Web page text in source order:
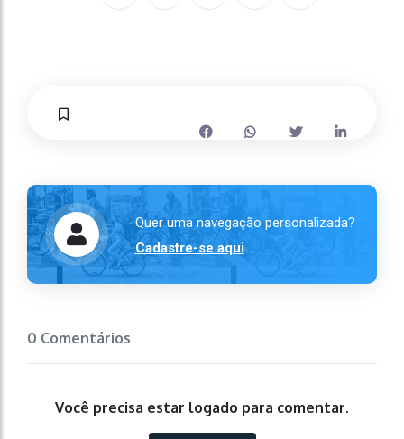
Quer uma navegação personalizada?
Cadastre-se aqui
0 Comentários
Você precisa estar logado para comentar.